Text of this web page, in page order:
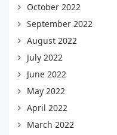
October 2022
September 2022
August 2022
July 2022
June 2022
May 2022
April 2022
March 2022